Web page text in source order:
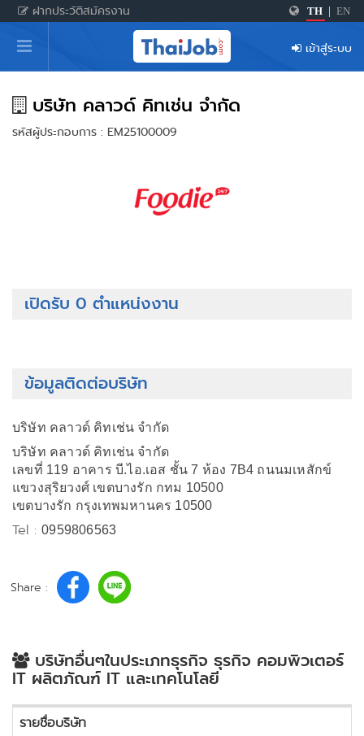
ฝากประวัติสมัครงาน TH EN
หน้าหลัก
ผู้สมัครงาน: เข้าสู่ระบบ
ฝากประวัติสมัครงาน
เกร็ดความรู้
สำหรับผู้ประกอบการ
เข้าสู่ระบบ
บริษัท คลาวด์ คิทเช่น จำกัด
รหัสผู้ประกอบการ : EM25100009
เปิดรับ 0 ตำแหน่งงาน
ข้อมูลติดต่อบริษัท
บริษัท คลาวด์ คิทเช่น จำกัด
บริษัท คลาวด์ คิทเช่น จำกัด
เลขที่ 119 อาคาร บี.ไอ.เอส ชั้น 7 ห้อง 7B4 ถนนมเหสักข์
แขวงสุริยวงศ์ เขตบางรัก กทม 10500
เขตบางรัก กรุงเทพมหานคร 10500
Tel :0959806563
Share :
บริษัทอื่นๆในประเภทธุรกิจ ธุรกิจ คอมพิวเตอร์
IT ผลิตภัณฑ์ IT และเทคโนโลยี
รายชื่อบริษัท